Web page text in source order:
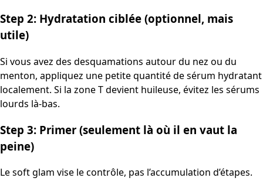
Step 2: Hydratation ciblée (optionnel, mais
utile)
Si vous avez des desquamations autour du nez ou du
menton, appliquez une petite quantité de sérum hydratant
localement. Si la zone T devient huileuse, évitez les sérums
lourds là-bas.
Step 3: Primer (seulement là où il en vaut la
peine)
Le soft glam vise le contrôle, pas l’accumulation d’étapes.